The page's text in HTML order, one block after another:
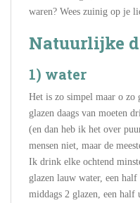
waren? Wees zuinig op je
Natuurlijke
1) water
Het is zo simpel maar o zo
glazen daags van moeten
(en dan heb ik het over
mensen niet, maar de
Ik drink elke ochtend
glazen lauw water, een
middags 2 glazen, een